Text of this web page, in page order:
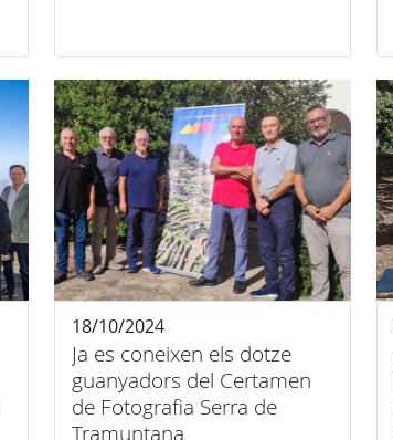
Ja es coneixen els dotze
guanyadors del Certamen
de Fotografia Serra de
Tramuntana
18/10/2024